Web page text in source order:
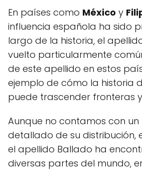
En países como México y
influencia española ha sido
largo de la historia, el
vuelto particularmente
de este apellido en estos
ejemplo de cómo la historia
puede trascender fronteras
Aunque no contamos con
detallado de su distribución,
el apellido Ballado ha
diversas partes del mundo,